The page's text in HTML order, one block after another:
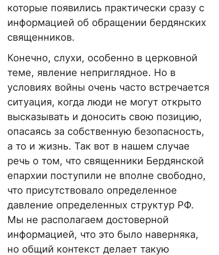
которые появились практически сразу с
информацией об обращении бердянских
священников.
Конечно, слухи, особенно в церковной
теме, явление неприглядное. Но в
условиях войны очень часто встречается
ситуация, когда люди не могут открыто
высказывать и доносить свою позицию,
опасаясь за собственную безопасность,
а то и жизнь. Так вот в нашем случае
речь о том, что священники Бердянской
епархии поступили не вполне свободно,
что присутствовало определенное
давление определенных структур РФ.
Мы не располагаем достоверной
информацией, что это было наверняка,
но общий контекст делает такую